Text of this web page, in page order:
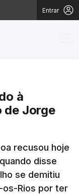
Entrar
ter
à
de Jorge
recusou hoje
disse
se demitiu
os-Rios por ter